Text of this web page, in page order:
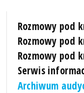
Rozmowy pod
Rozmowy pod
Rozmowy pod
Serwis
Archiwum